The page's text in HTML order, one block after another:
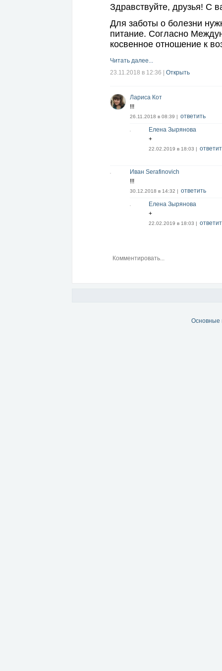
Здравствуйте, друзья! С
Для заботы о болезни
питание. Согласно
косвенное отношение к
Читать далее...
23.11.2018 в 12:36
Открыть
Лариса Кот
!!!
26.11.2018 в 08:39 | ответить
Елена Зырянова
+
22.02.2019 в 18:03 |
Иван Serafinovich
!!!
30.12.2018 в 14:32 | ответить
Елена Зырянова
+
22.02.2019 в 18:03 |
Основные